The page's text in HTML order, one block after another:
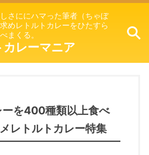
さににハマった筆者（ちゃぼ
めレトルトカレーをひたすら
まくる。
カレーマニア
ーを400種類以上食べ
レトルトカレー特集